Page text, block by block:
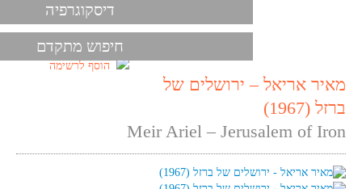
דיסקוגרפיה
חיפוש מתקדם
הוסף לרשימה
מאיר אריאל – ירושלים של
ברזל (1967)
Meir Ariel – Jerusalem of Iron